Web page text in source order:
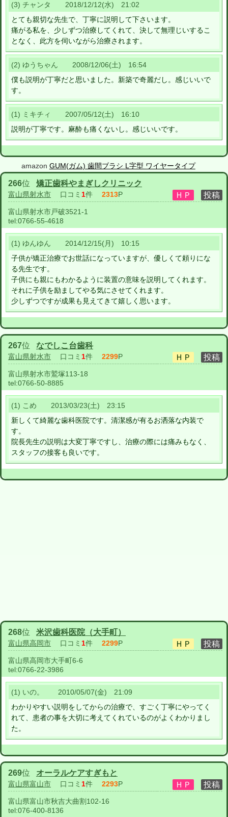
(3) チャンタ 2018/12/12(水) 21:02
とても親切な先生で、丁寧に説明して下さいます。
痛がる私を、少しずつ治療してくれて、決して無理じいするこ
となく、此方を伺いながら治療されます。
(2) ゆうちゃん 2008/12/06(土) 16:54
僕も説明が丁寧だと思いました。新築で奇麗だし。感じいいで
す。
(1) ミキチィ 2007/05/12(土) 16:10
説明が丁寧です。麻酔も痛くないし。感じいいです。
amazon GUM(ガム) 歯間ブラシ L字型 ワイヤータイプ
266位 矯正歯科やまぎしクリニック
富山県射水市 口コミ 1件 2313P
富山県射水市戸破3521-1
tel:0766-55-4618
(1) ゆんゆん 2014/12/15(月) 10:15
子供が矯正治療でお世話になっていますが、優しくて頼りにな
る先生です。
子供にも親にもわかるように装置の意味を説明してくれます。
それに子供を励ましてやる気にさせてくれます。
少しずつですが成果も見えてきて嬉しく思います。
267位 なでしこ台歯科
富山県射水市 口コミ 1件 2299P
富山県射水市鷲塚113-18
tel:0766-50-8885
(1) こめ 2013/03/23(土) 23:15
新しくて綺麗な歯科医院です。清潔感が有るお洒落な内装で
す。
院長先生の説明は大変丁寧ですし、治療の際には痛みもなく、
スタッフの接客も良いです。
268位 米沢歯科医院（大手町）
富山県高岡市 口コミ 1件 2299P
富山県高岡市大手町6-6
tel:0766-22-3986
(1) いの。 2010/05/07(金) 21:09
わかりやすい説明をしてからの治療で、すごく丁寧にやってく
れて、患者の事を大切に考えてくれているのがよくわかりまし
た。
269位 オーラルケアすぎもと
富山県富山市 口コミ 1件 2293P
富山県富山市秋吉大曲割102-16
tel:076-400-8136